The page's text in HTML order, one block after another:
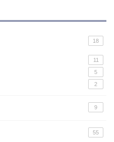
18
11
5
2
9
55